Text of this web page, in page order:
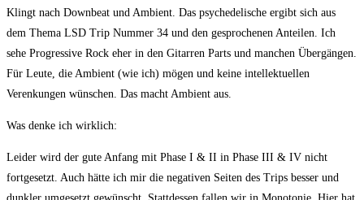
Klingt nach Downbeat und Ambient. Das psychedelische ergibt sich aus
dem Thema LSD Trip Nummer 34 und den gesprochenen Anteilen. Ich
sehe Progressive Rock eher in den Gitarren Parts und manchen Übergängen.
Für Leute, die Ambient (wie ich) mögen und keine intellektuellen
Verenkungen wünschen. Das macht Ambient aus.
Was denke ich wirklich:
Leider wird der gute Anfang mit Phase I & II in Phase III & IV nicht
fortgesetzt. Auch hätte ich mir die negativen Seiten des Trips besser und